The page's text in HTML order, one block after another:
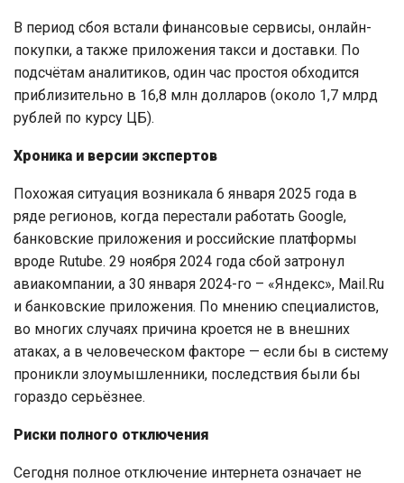
В период сбоя встали финансовые сервисы, онлайн-
покупки, а также приложения такси и доставки. По
подсчётам аналитиков, один час простоя обходится
приблизительно в 16,8 млн долларов (около 1,7 млрд
рублей по курсу ЦБ).
Хроника и версии экспертов
Похожая ситуация возникала 6 января 2025 года в
ряде регионов, когда перестали работать Google,
банковские приложения и российские платформы
вроде Rutube. 29 ноября 2024 года сбой затронул
авиакомпании, а 30 января 2024-го – «Яндекс», Mail.Ru
и банковские приложения. По мнению специалистов,
во многих случаях причина кроется не в внешних
атаках, а в человеческом факторе — если бы в систему
проникли злоумышленники, последствия были бы
гораздо серьёзнее.
Риски полного отключения
Сегодня полное отключение интернета означает не